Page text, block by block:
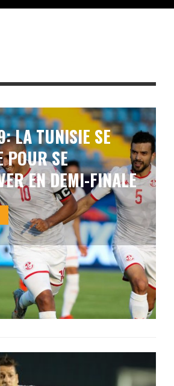
ALGÉRIE VS CÔTÉ
EN DIRECT (1-1 TAB
PASSENT
D’OR